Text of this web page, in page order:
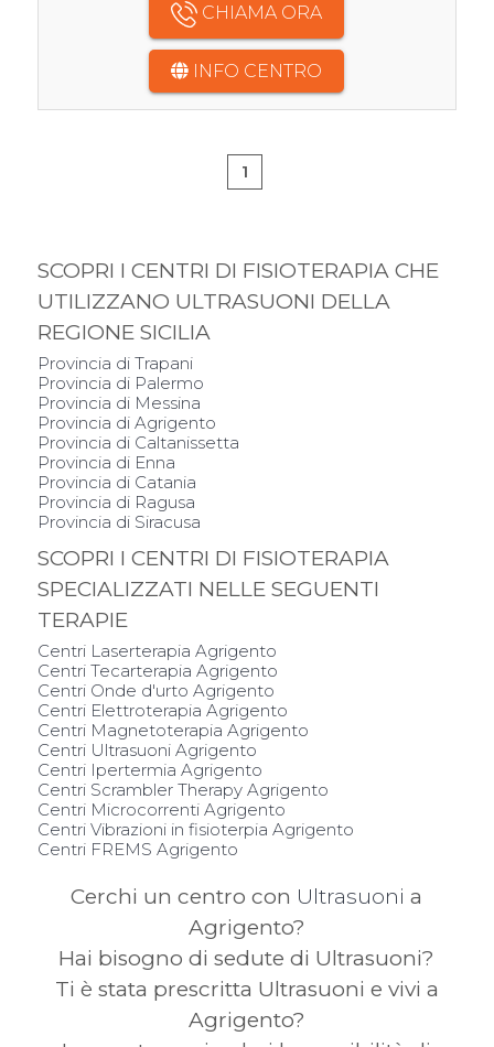
CHIAMA ORA
INFO CENTRO
1
SCOPRI I CENTRI DI FISIOTERAPIA CHE
UTILIZZANO ULTRASUONI DELLA
REGIONE SICILIA
Provincia di Trapani
Provincia di Palermo
Provincia di Messina
Provincia di Agrigento
Provincia di Caltanissetta
Provincia di Enna
Provincia di Catania
Provincia di Ragusa
Provincia di Siracusa
SCOPRI I CENTRI DI FISIOTERAPIA
SPECIALIZZATI NELLE SEGUENTI
TERAPIE
Centri Laserterapia Agrigento
Centri Tecarterapia Agrigento
Centri Onde d'urto Agrigento
Centri Elettroterapia Agrigento
Centri Magnetoterapia Agrigento
Centri Ultrasuoni Agrigento
Centri Ipertermia Agrigento
Centri Scrambler Therapy Agrigento
Centri Microcorrenti Agrigento
Centri Vibrazioni in fisioterpia Agrigento
Centri FREMS Agrigento
Cerchi un centro con Ultrasuoni a
Agrigento?
Hai bisogno di sedute di Ultrasuoni?
Ti è stata prescritta Ultrasuoni e vivi a
Agrigento?